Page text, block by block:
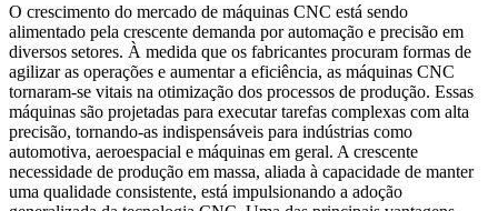
O crescimento do mercado de máquinas CNC está sendo
alimentado pela crescente demanda por automação e precisão em
diversos setores. À medida que os fabricantes procuram formas de
agilizar as operações e aumentar a eficiência, as máquinas CNC
tornaram-se vitais na otimização dos processos de produção. Essas
máquinas são projetadas para executar tarefas complexas com alta
precisão, tornando-as indispensáveis ​​para indústrias como
automotiva, aeroespacial e máquinas em geral. A crescente
necessidade de produção em massa, aliada à capacidade de manter
uma qualidade consistente, está impulsionando a adoção